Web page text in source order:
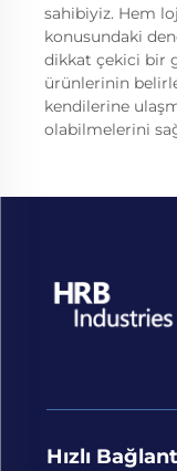
sahibiyiz. Hem
konusundaki
dikkat çekici bir
ürünlerinin
kendilerine
olabilmelerini
Hızlı